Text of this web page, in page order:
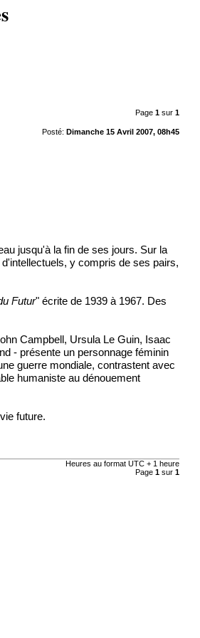
Page 1sur 1
Posté: Dimanche 15 Avril 2007, 08h45
jusqu'à la fin de ses jours. Sur la
y compris de ses pairs,
Futur" écrite de 1939 à 1967. Des
Campbell, Ursula Le Guin, Isaac
- présente un personnage féminin
guerre mondiale, contrastent avec
humaniste au dénouement
future.
Heures au format UTC + 1 heure
Page 1sur 1